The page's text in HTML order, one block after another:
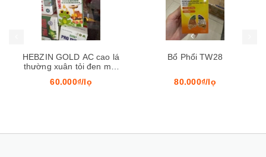
HEBZIN GOLD AC cao lá
thường xuân tỏi đen mật
60.000₫/lọ
Bổ Phổi TW28
80.000₫/lọ